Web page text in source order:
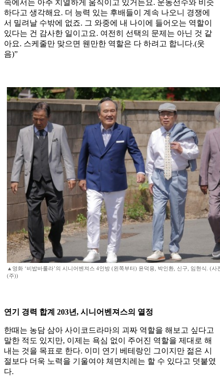
속에서는 아주 치열하게 움직이고 있거든요. 운동선수와 비슷
하다고 생각해요. 더 능력 있는 후배들이 계속 나오니 경쟁에
서 밀려날 수밖에 없죠. 그 와중에 내 나이에 들어오는 역할이
있다는 건 감사한 일이고요. 여전히 선택의 문제는 아닌 것 같
아요. 스케줄만 맞으면 웬만한 역할은 다 하려고 합니다.(웃
음)”
▲영화 ‘비밥바룰라’의 시니어벤져스 4인방 (왼쪽부터) 윤덕용, 박인환, 신구, 임현식. (사
(주))
연기 경력 합계 203년, 시니어벤져스의 열정
한때는 농담 삼아 사이코드라마의 괴짜 역할을 해보고 싶다고
말한 적도 있지만, 이제는 욕심 없이 주어진 역할을 제대로 해
내는 것을 목표로 한다. 이미 연기 베테랑인 그이지만 젊은 시
절보다 더욱 노력을 기울여야 체면치레는 할 수 있다고 덧붙였
다.